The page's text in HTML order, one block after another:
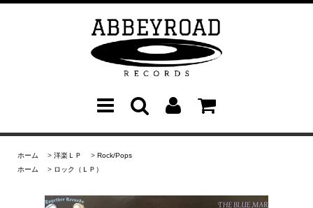
ホーム > 洋楽ＬＰ > Rock/Pops
ホーム
> ロック（ＬＰ）